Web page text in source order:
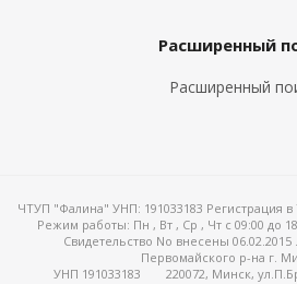
Расширенный
Расширенный
ЧТУП "Фалина" УНП: 191033183 Регистрация в
Режим работы: Пн , Вт , Ср , Чт c 09:00 до
Свидетельство No внесены
Первомайского р-на г.
УНП 191033183
220072, Минск,